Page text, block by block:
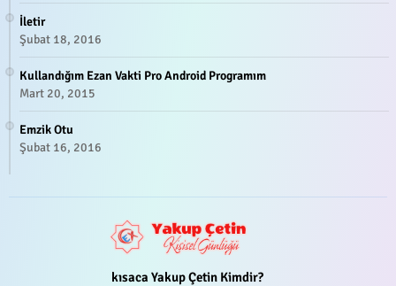
İletir
Şubat 18, 2016
Kullandığım Ezan Vakti Pro Android Programım
Mart 20, 2015
Emzik Otu
Şubat 16, 2016
kısaca Yakup Çetin Kimdir?